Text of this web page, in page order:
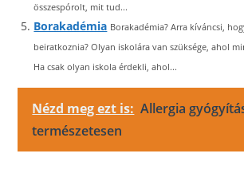
összespórolt, mit tud...
Borakadémia Borakadémia? Arra kíváncsi,
beiratkoznia? Olyan iskolára van szüksége, ahol
Ha csak olyan iskola érdekli, ahol...
Nézd meg ezt is: Allergia
természetesen